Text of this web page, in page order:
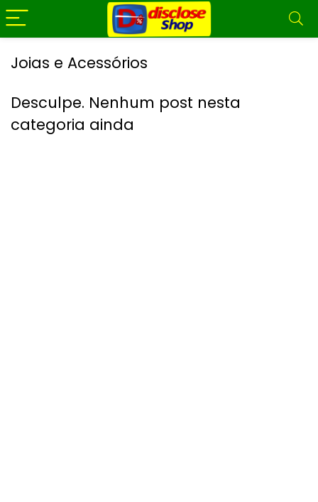
Joias e Acessórios
Desculpe. Nenhum post nesta
categoria ainda